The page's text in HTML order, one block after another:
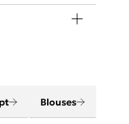
met
touch.
Blouses